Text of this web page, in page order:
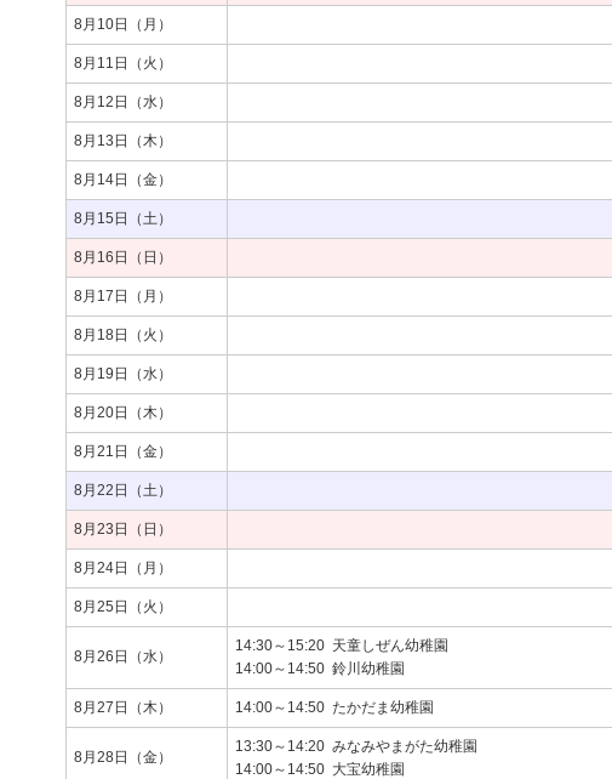
8月10日（月）
8月11日（火）
8月12日（水）
8月13日（木）
8月14日（金）
8月15日（土）
8月16日（日）
8月17日（月）
8月18日（火）
8月19日（水）
8月20日（木）
8月21日（金）
8月22日（土）
8月23日（日）
8月24日（月）
8月25日（火）
8月26日（水）
14:30～15:20 天童しぜん幼稚園
14:00～14:50 鈴川幼稚園
8月27日（木） 14:00～14:50 たかだま幼稚園
8月28日（金）
13:30～14:20 みなみやまがた幼稚園
14:00～14:50 大宝幼稚園